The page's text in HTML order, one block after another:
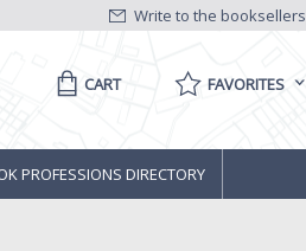
Write to the booksellers
CART FAVORITES
PROFESSIONS DIRECTORY